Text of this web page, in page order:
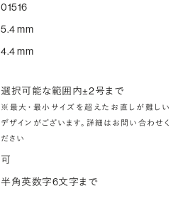
01516
5.4 mm
4.4 mm
選択可能な範囲内±2号まで
※最大・最小サイズを超えたお直しが難しい
デザインがございます。詳細はお問い合わせく
ださい
可
半角英数字6文字まで